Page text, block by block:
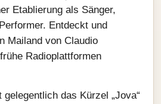
Etablierung als Sänger,
Entdeckt und
Mailand von Claudio
Radioplattformen
das Kürzel „Jova“